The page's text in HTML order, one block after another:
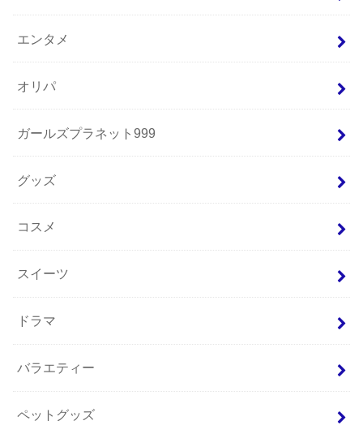
エンタメ
オリパ
ガールズプラネット999
グッズ
コスメ
スイーツ
ドラマ
バラエティー
ペットグッズ